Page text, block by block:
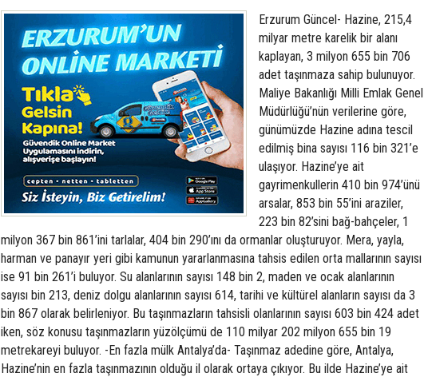
Erzurum Güncel- Hazine, 215,4
milyar metre karelik bir alanı
kaplayan, 3 milyon 655 bin 706
adet taşınmaza sahip bulunuyor.
Maliye Bakanlığı Milli Emlak Genel
Müdürlüğü’nün verilerine göre,
günümüzde Hazine adına tescil
edilmiş bina sayısı 116 bin 321’e
ulaşıyor. Hazine’ye ait
gayrimenkullerin 410 bin 974’ünü
arsalar, 853 bin 55’ini araziler,
223 bin 82’sini bağ-bahçeler, 1
milyon 367 bin 861’ini tarlalar, 404 bin 290’ını da ormanlar oluşturuyor. Mera, yayla,
harman ve panayır yeri gibi kamunun yararlanmasına tahsis edilen orta mallarının sayısı
ise 91 bin 261’i buluyor. Su alanlarının sayısı 148 bin 2, maden ve ocak alanlarının
sayısı bin 213, deniz dolgu alanlarının sayısı 614, tarihi ve kültürel alanların sayısı da 3
bin 867 olarak belirleniyor. Bu taşınmazların tahsisli olanlarının sayısı 603 bin 424 adet
iken, söz konusu taşınmazların yüzölçümü de 110 milyar 202 milyon 655 bin 19
metrekareyi buluyor. -En fazla mülk Antalya’da- Taşınmaz adedine göre, Antalya,
Hazine’nin en fazla taşınmazının olduğu il olarak ortaya çıkıyor. Bu ilde Hazine’ye ait